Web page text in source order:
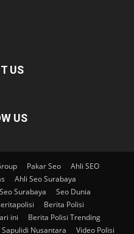
US
US
Pakar Seo
Ahli SEO
Ahli Seo Surabaya
Surabaya
Seo Dunia
Berita Polisi
ini
Berita Polisi Trending
Sapulidi Nusantara Video Polisi